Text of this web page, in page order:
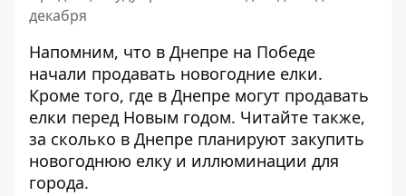
декабря
Напомним, что в Днепре на Победе
начали продавать новогодние елки.
Кроме того, где в Днепре могут продавать
елки перед Новым годом. Читайте также,
за сколько в Днепре планируют закупить
новогоднюю елку и иллюминации для
города.